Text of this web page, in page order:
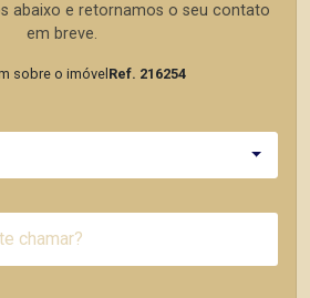
abaixo e retornamos o seu contato
em breve.
sobre o imóvel Ref. 216254